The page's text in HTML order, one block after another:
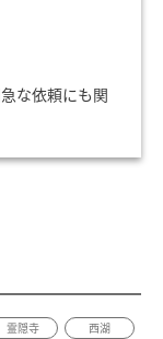
な依頼にも関
霊隠寺 西湖